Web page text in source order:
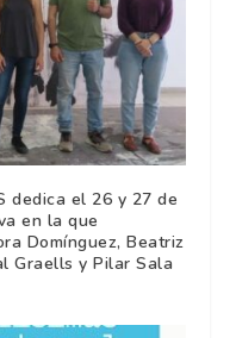
dedica el 26 y 27 de
en la que
Domínguez, Beatriz
Graells y Pilar Sala